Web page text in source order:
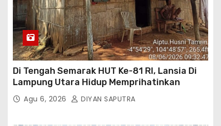
Di Tengah Semarak HUT Ke-81 RI, Lansia Di
Lampung Utara Hidup Memprihatinkan
Agu 6, 2026 DIYAN SAPUTRA